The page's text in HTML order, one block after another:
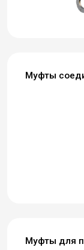
Муфты
Муфты для